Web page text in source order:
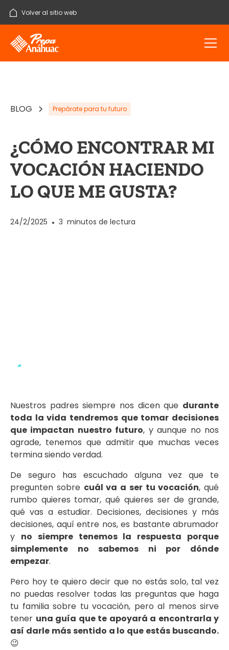
Volver al sitio web
BLOG Prepárate para tu futuro
¿CÓMO ENCONTRAR MI
VOCACIÓN HACIENDO
LO QUE ME GUSTA?
24/2/2025 • 3 minutos de lectura
Nuestros padres siempre nos dicen que durante
toda la vida tendremos que tomar decisiones
que impactan nuestro futuro, y aunque no nos
agrade, tenemos que admitir que muchas veces
termina siendo verdad.
De seguro has escuchado alguna vez que te
pregunten sobre cuál va a ser tu vocación, qué
rumbo quieres tomar, qué quieres ser de grande,
qué vas a estudiar. Decisiones, decisiones y más
decisiones, aquí entre nos, es bastante abrumador
y no siempre tenemos la respuesta porque
simplemente no sabemos ni por dónde
empezar.
Pero hoy te quiero decir que no estás solo, tal vez
no puedas resolver todas las preguntas que haga
tu familia sobre tu vocación, pero al menos sirve
tener una guía que te apoyará a encontrarla y
así darle más sentido a lo que estás buscando.
😉